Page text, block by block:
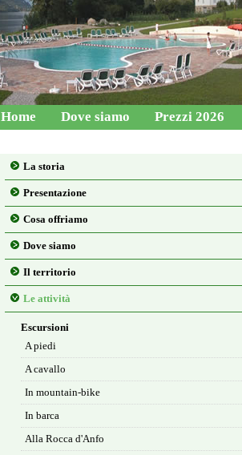
Home Dove siamo Prezzi 2026
La storia
Presentazione
Cosa offriamo
Dove siamo
Il territorio
Le attività
Escursioni
A piedi
A cavallo
In mountain-bike
In barca
Alla Rocca d'Anfo